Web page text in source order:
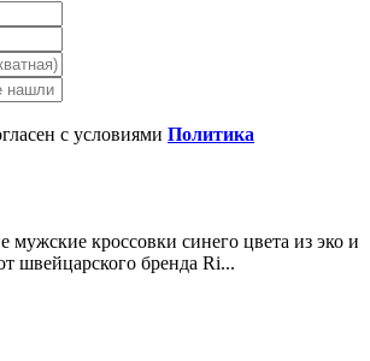
с условиями Политика
кроссовки синего цвета из эко и
швейцарского бренда Ri...